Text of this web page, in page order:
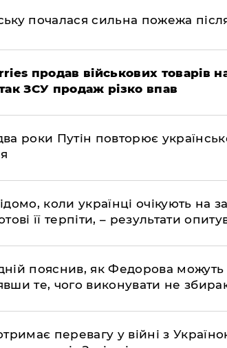
почалася сильна пожежа
продав військових товарів
ЗСУ продаж різко впав
роки Путін повторює
коли українці очікують на
її терпіти, – результати
пояснив, як Федорова можуть
те, чого виконувати не
перевагу у війні з